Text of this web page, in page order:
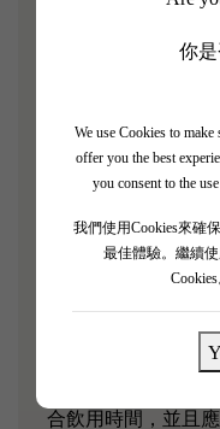
你
We use Cookies to
offer you the best
you consent to the
我們使用Cookies來確
最佳體驗。繼續
Cookies
著名二級酒莊波爾
Barton」，有濃郁
激著味蕾，入口強
的酒款。
「濃郁的紅寶石/紫
息，Chateau
合飲用時間，並且